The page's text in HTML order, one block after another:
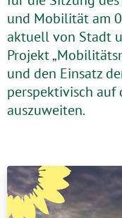
und Mobilität am
aktuell von Stadt
Projekt
und den Einsatz
perspektivisch auf
auszuweiten.